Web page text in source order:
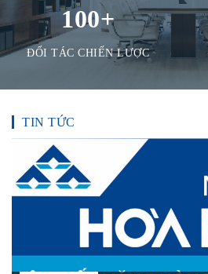
100+
ĐỐI TÁC CHIẾN LƯỢC
TIN TỨC